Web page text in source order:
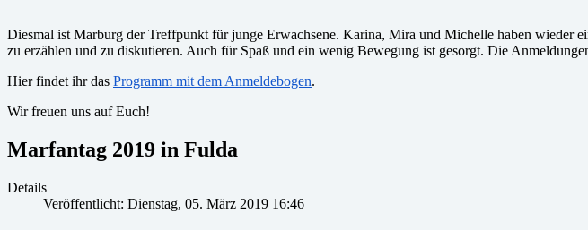
Diesmal ist Marburg der Treffpunkt für junge Erwachsene. Karina, Mira und Michelle haben wieder
zu erzählen und zu diskutieren. Auch für Spaß und ein wenig Bewegung ist gesorgt. Die
Hier findet ihr das Programm mit dem Anmeldebogen.
Wir freuen uns auf Euch!
Marfantag 2019 in Fulda
Details
Veröffentlicht: Dienstag, 05. März 2019 16:46